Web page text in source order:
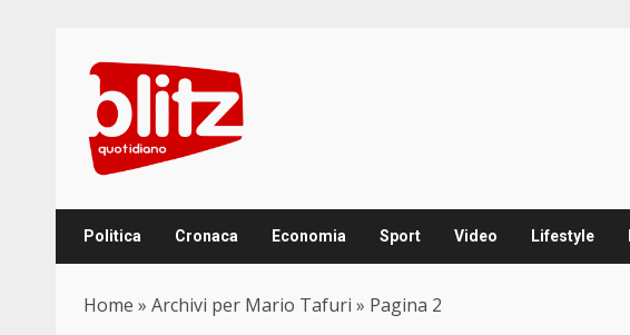
content
Politica Cronaca Economia Sport Video Lifestyle
Home » Archivi per Mario Tafuri » Pagina 2